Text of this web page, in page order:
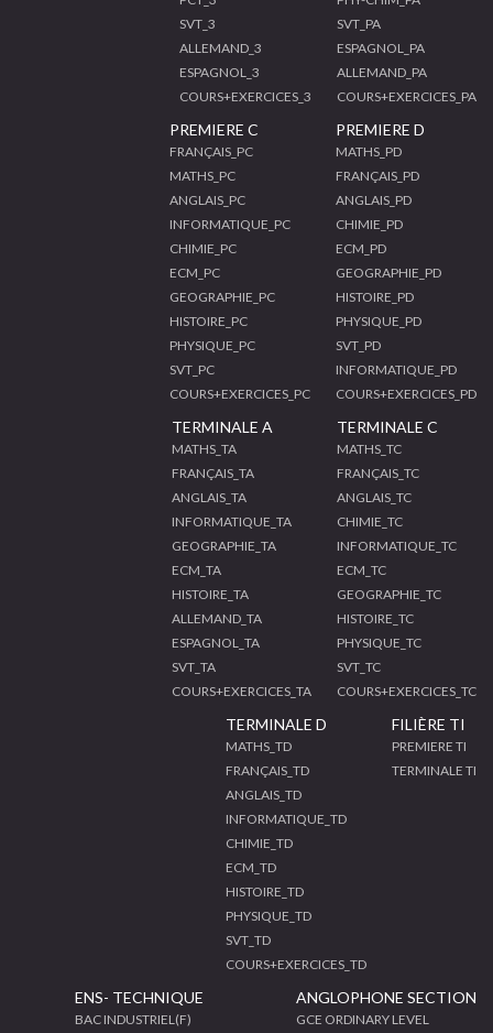
SVT_3
ALLEMAND_3
ESPAGNOL_3
COURS+EXERCICES_3
SVT_PA
ESPAGNOL_PA
ALLEMAND_PA
COURS+EXERCICES_PA
PREMIERE C
FRANÇAIS_PC
MATHS_PC
ANGLAIS_PC
INFORMATIQUE_PC
CHIMIE_PC
ECM_PC
GEOGRAPHIE_PC
HISTOIRE_PC
PHYSIQUE_PC
SVT_PC
COURS+EXERCICES_PC
PREMIERE D
MATHS_PD
FRANÇAIS_PD
ANGLAIS_PD
CHIMIE_PD
ECM_PD
GEOGRAPHIE_PD
HISTOIRE_PD
PHYSIQUE_PD
SVT_PD
INFORMATIQUE_PD
COURS+EXERCICES_PD
TERMINALE A
MATHS_TA
FRANÇAIS_TA
ANGLAIS_TA
INFORMATIQUE_TA
GEOGRAPHIE_TA
ECM_TA
HISTOIRE_TA
ALLEMAND_TA
ESPAGNOL_TA
SVT_TA
COURS+EXERCICES_TA
TERMINALE C
MATHS_TC
FRANÇAIS_TC
ANGLAIS_TC
CHIMIE_TC
INFORMATIQUE_TC
ECM_TC
GEOGRAPHIE_TC
HISTOIRE_TC
PHYSIQUE_TC
SVT_TC
COURS+EXERCICES_TC
TERMINALE D
MATHS_TD
FRANÇAIS_TD
ANGLAIS_TD
INFORMATIQUE_TD
CHIMIE_TD
ECM_TD
HISTOIRE_TD
PHYSIQUE_TD
SVT_TD
COURS+EXERCICES_TD
FILIÈRE TI
PREMIERE TI
TERMINALE TI
ENS- TECHNIQUE
BAC INDUSTRIEL(F)
ANGLOPHONE SECTION
GCE ORDINARY LEVEL